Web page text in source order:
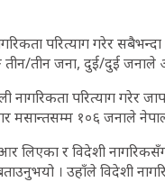
परित्याग गरेर
तीन जना, दुई/दुई जनाले
नागरिकता परित्याग गरेर
मसान्तसम्म १०६ जनाले
लिएका र विदेशी
। उहाँले विदेशी